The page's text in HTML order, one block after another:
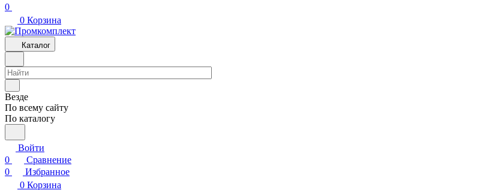
0
0 Корзина
Каталог
Везде
По всему сайту
По каталогу
Войти
0
Сравнение
0
Избранное
0 Корзина